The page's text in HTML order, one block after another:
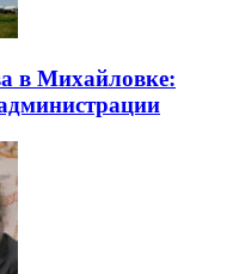
в Михайловке: